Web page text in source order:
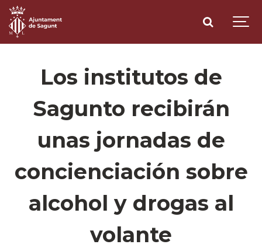
Los institutos de
Sagunto recibirán
unas jornadas de
concienciación sobre
alcohol y drogas al
volante